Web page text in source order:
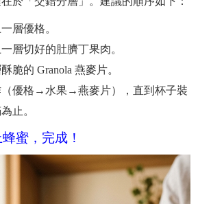
層優格。
層切好的肚臍丁果肉。
脆的 Granola 燕麥片。
（優格→水果→燕麥片），直到杯子裝
止。
蜜，完成！